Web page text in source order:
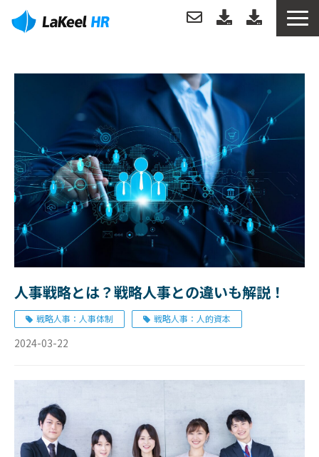
機能
分析例
導入事例
サポートについて
お役立ち情報
お知らせ
人事戦略とは？戦略人事との違いも解説！
戦略人事：人事体制 戦略人事：人的資本
2024-03-22